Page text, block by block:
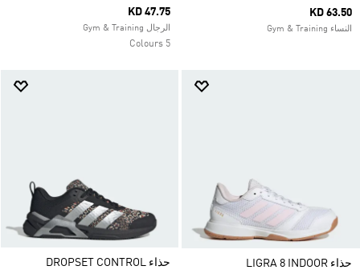
KD 63.50
النساء Gym & Training
KD 47.75
الرجال Gym & Training
5 Colours
حذاء LIGRA 8 INDOOR
حذاء DROPSET CONTROL